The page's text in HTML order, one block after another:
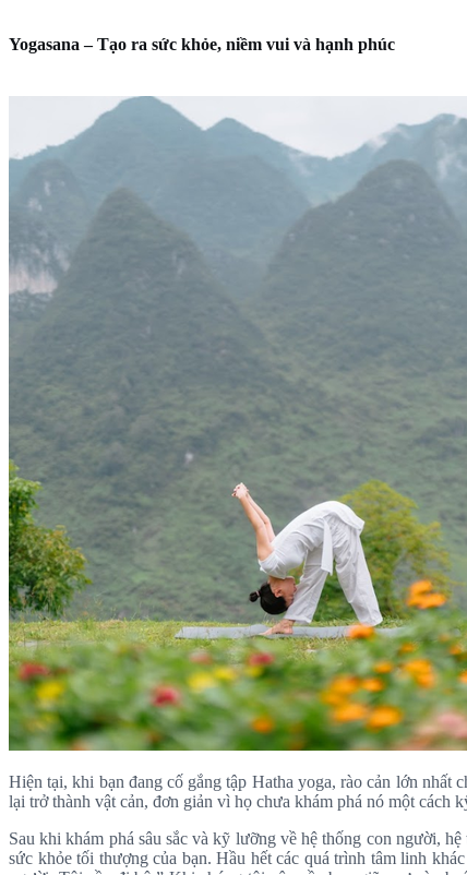
Yogasana – Tạo ra sức khỏe, niềm vui và hạnh phúc
Hiện tại, khi bạn đang cố gắng tập Hatha yoga, rào cản lớn
lại trở thành vật cản, đơn giản vì họ chưa khám phá nó một cách
Sau khi khám phá sâu sắc và kỹ lưỡng về hệ thống con người,
sức khỏe tối thượng của bạn. Hầu hết các quá trình tâm linh